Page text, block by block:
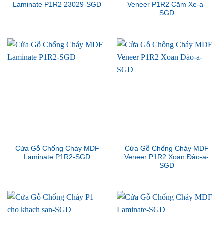
Laminate P1R2 23029-SGD
Veneer P1R2 Căm Xe-a-
SGD
Cửa Gỗ Chống Cháy MDF
Laminate P1R2-SGD
Cửa Gỗ Chống Cháy MDF
Veneer P1R2 Xoan Đào-a-
SGD